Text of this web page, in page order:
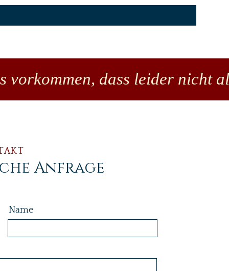
vorkommen, dass leider
Anfrage
Name